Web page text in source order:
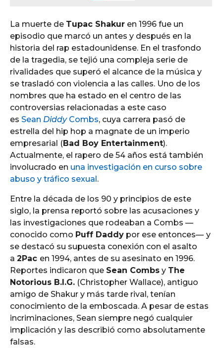
La muerte de Tupac Shakur en 1996 fue un
episodio que marcó un antes y después en la
historia del rap estadounidense. En el trasfondo
de la tragedia, se tejió una compleja serie de
rivalidades que superó el alcance de la música y
se trasladó con violencia a las calles. Uno de los
nombres que ha estado en el centro de las
controversias relacionadas a este caso
es Sean Diddy Combs, cuya carrera pasó de
estrella del hip hop a magnate de un imperio
empresarial (Bad Boy Entertainment).
Actualmente, el rapero de 54 años está también
involucrado en una investigación en curso sobre
abuso y tráfico sexual .
Entre la década de los 90 y principios de este
siglo, la prensa reportó sobre las acusaciones y
las investigaciones que rodeaban a Combs —
conocido como Puff Daddy por ese entonces— y
se destacó su supuesta conexión con el asalto
a 2Pac en 1994, antes de su asesinato en 1996.
Reportes indicaron que Sean Combs y The
Notorious B.I.G. (Christopher Wallace), antiguo
amigo de Shakur y más tarde rival, tenían
conocimiento de la emboscada. A pesar de estas
incriminaciones, Sean siempre negó cualquier
implicación y las describió como absolutamente
falsas.